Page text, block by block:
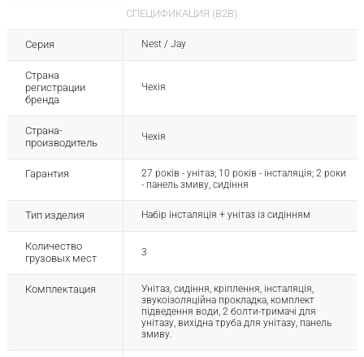
СПЕЦИФИКАЦИЯ (B2B)
Серия Nest / Jay
Страна
регистрации
бренда
Чехія
Страна-
производитель
Чехія
Гарантия
27 років - унітаз; 10 років - інсталяція; 2 роки
- панель змиву, сидіння
Тип изделия Набір інсталяція + унітаз із сидінням
Количество
грузовых мест
3
Комплектация
Унітаз, сидіння, кріплення, інсталяція,
звукоізоляційна прокладка, комплект
підведення води, 2 болти-тримачі для
унітазу, вихідна труба для унітазу, панель
змиву.